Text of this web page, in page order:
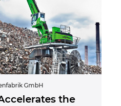
GmbH
the